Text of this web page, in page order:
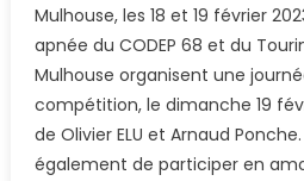
Mulhouse, les 18 et 19 février
apnée du CODEP 68 et du
Mulhouse organisent une
compétition, le dimanche 19
de Olivier ELU et Arnaud
également de participer en